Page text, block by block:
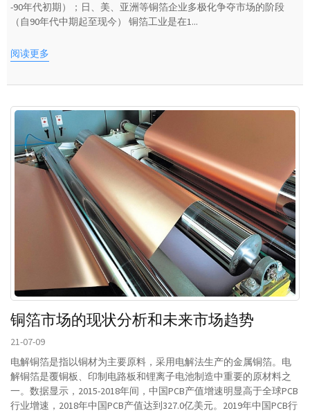
-90年代初期）；日、美、亚洲等铜箔企业多极化争夺市场的阶段
（自90年代中期起至现今） 铜箔工业是在1...
阅读更多
铜箔市场的现状分析和未来市场趋势
21-07-09
电解铜箔是指以铜材为主要原料，采用电解法生产的金属铜箔。电
解铜箔是覆铜板、印制电路板和锂离子电池制造中重要的原材料之
一。数据显示，2015-2018年间，中国PCB产值增速明显高于全球PCB
行业增速，2018年中国PCB产值达到327.0亿美元。2019年中国PCB行